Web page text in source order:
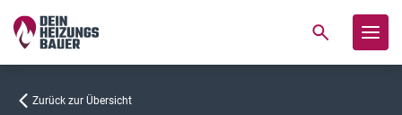
Zurück zur Übersicht